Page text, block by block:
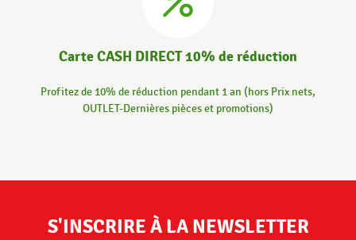
Carte CASH DIRECT 10% de réduction
Profitez de 10% de réduction pendant 1 an (hors Prix nets,
OUTLET-Dernières pièces et promotions)
S'INSCRIRE À LA NEWSLETTER